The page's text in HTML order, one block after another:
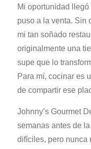
Mi oportunidad
puso a la venta. Sin
mi tan soñado
originalmente una
supe que lo
Para mí, cocinar es
de compartir ese
Johnny’s Gourmet
semanas antes de
difíciles, pero nunca